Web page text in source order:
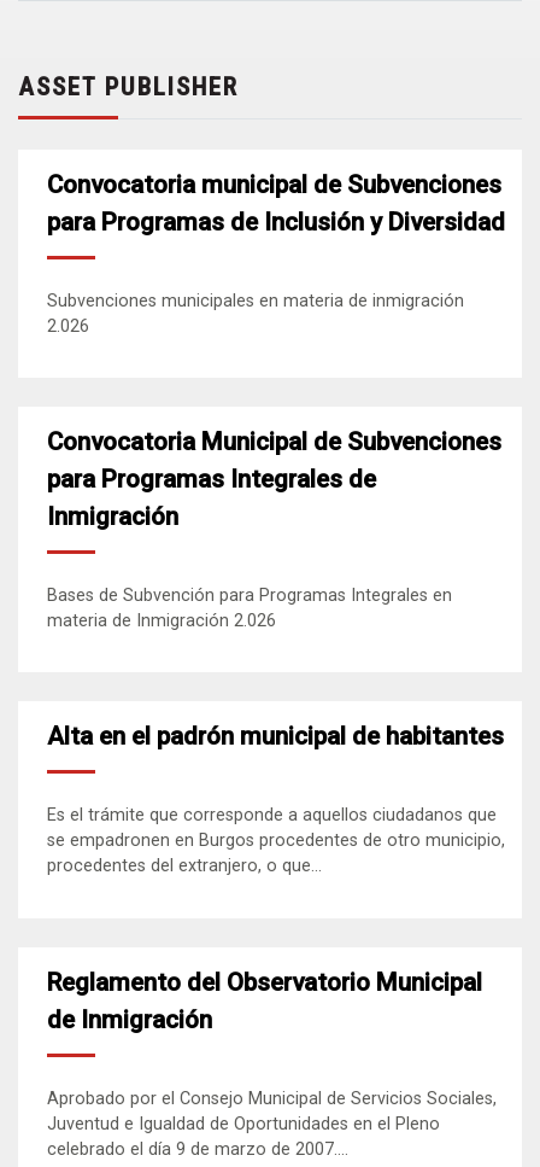
ASSET PUBLISHER
Convocatoria municipal de Subvenciones
para Programas de Inclusión y Diversidad
Subvenciones municipales en materia de inmigración
2.026
Convocatoria Municipal de Subvenciones
para Programas Integrales de
Inmigración
Bases de Subvención para Programas Integrales en
materia de Inmigración 2.026
Alta en el padrón municipal de habitantes
Es el trámite que corresponde a aquellos ciudadanos que
se empadronen en Burgos procedentes de otro municipio,
procedentes del extranjero, o que...
Reglamento del Observatorio Municipal
de Inmigración
Aprobado por el Consejo Municipal de Servicios Sociales,
Juventud e Igualdad de Oportunidades en el Pleno
celebrado el día 9 de marzo de 2007....